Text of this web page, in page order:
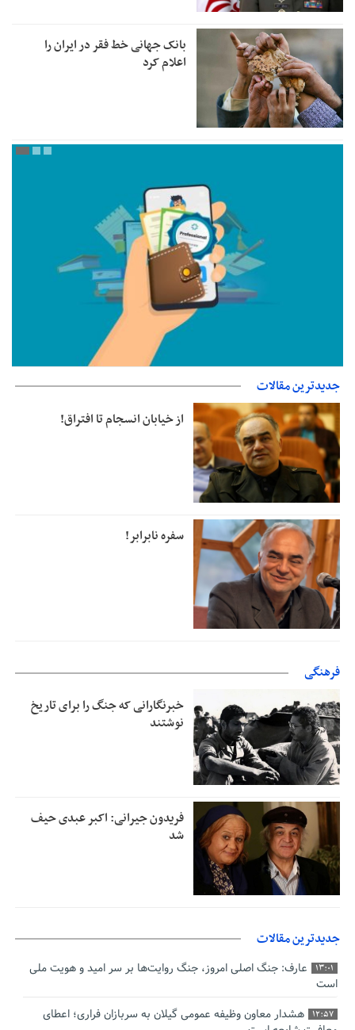
بانک جهانی خط فقر در ایران را
اعلام کرد
جزئیات فعال‌سازی «کیف پول ایران» اعلام شد
جدیدترین مقالات
از خیابان انسجام تا افتراق!
سفره نابرابر!
فرهنگی
خبرنگارانی که جنگ را برای تاریخ
نوشتند
فریدون جیرانی: اکبر عبدی حیف
شد
جدیدترین مقالات
13:01
عارف: جنگ اصلی امروز، جنگ روایت‌ها بر سر امید و هویت ملی
است
12:57
هشدار معاون وظیفه عمومی گیلان به سربازان فراری؛ اعطای